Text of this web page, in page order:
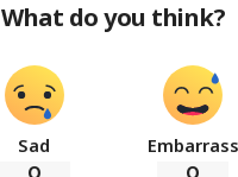
What do you think?
Sad Embarrass